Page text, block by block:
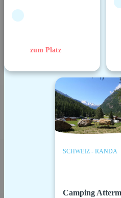
zum Platz
SCHWEIZ - RANDA
Camping